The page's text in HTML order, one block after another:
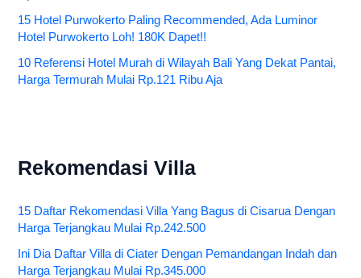
15 Hotel Purwokerto Paling Recommended, Ada Luminor
Hotel Purwokerto Loh! 180K Dapet!!
10 Referensi Hotel Murah di Wilayah Bali Yang Dekat Pantai,
Harga Termurah Mulai Rp.121 Ribu Aja
Rekomendasi Villa
15 Daftar Rekomendasi Villa Yang Bagus di Cisarua Dengan
Harga Terjangkau Mulai Rp.242.500
Ini Dia Daftar Villa di Ciater Dengan Pemandangan Indah dan
Harga Terjangkau Mulai Rp.345.000